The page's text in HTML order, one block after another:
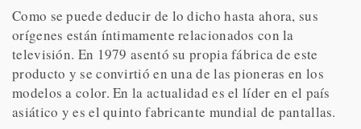
Como se puede deducir de lo dicho hasta ahora, sus
orígenes están íntimamente relacionados con la
televisión. En 1979 asentó su propia fábrica de este
producto y se convirtió en una de las pioneras en los
modelos a color. En la actualidad es el líder en el país
asiático y es el quinto fabricante mundial de pantallas.